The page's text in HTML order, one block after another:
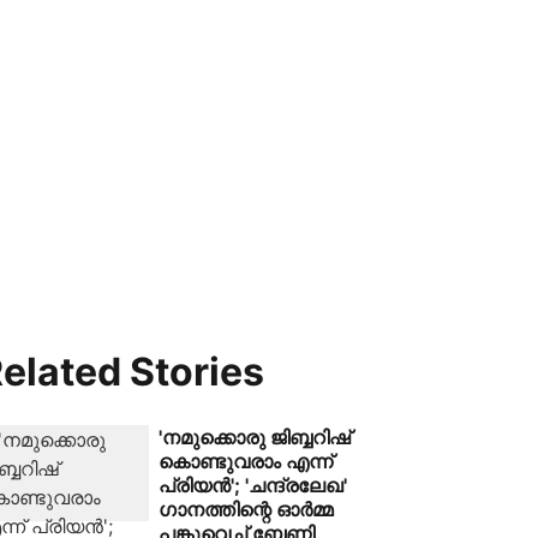
Stories
'നമുക്കൊരു ജിബ്ബറിഷ്
കൊണ്ടുവരാം എന്ന്
പ്രിയൻ'; 'ചന്ദ്രലേഖ'
ഗാനത്തിന്റെ ഓർമ്മ
പങ്കുവെച്ച് ബേണി